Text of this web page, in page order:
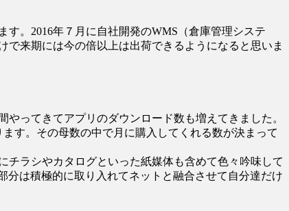
。2016年７月に自社開発のWMS（倉庫管理システ
来期には今の倍以上は出荷できるようになると思いま
ってきてアプリのダウンロード数も増えてきました。
す。その母数の中で月に購入してくれる数が決まって
チラシやカタログといった紙媒体も含めて色々吟味して
は積極的に取り入れてネットと融合させて自分達だけ